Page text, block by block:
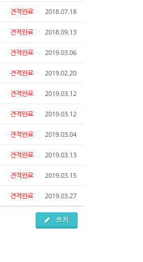
견적완료 2018.07.18
견적완료 2018.09.13
견적완료 2019.03.06
견적완료 2019.02.20
견적완료 2019.03.12
견적완료 2019.03.12
견적완료 2019.03.04
견적완료 2019.03.13
견적완료 2019.03.15
견적완료 2019.03.27
쓰기